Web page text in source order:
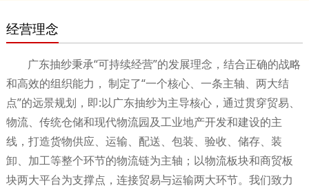
经营理念
广东抽纱秉承“可持续经营”的发展理念，结合正确的战略
和高效的组织能力， 制定了“一个核心、一条主轴、两大结
点”的远景规划，即:以广东抽纱为主导核心，通过贯穿贸易、
物流、传统仓储和现代物流园及工业地产开发和建设的主
线，打造货物供应、运输、配送、包装、验收、储存、装
卸、加工等整个环节的物流链为主轴；以物流板块和商贸板
块两大平台为支撑点，连接贸易与运输两大环节。我们致力